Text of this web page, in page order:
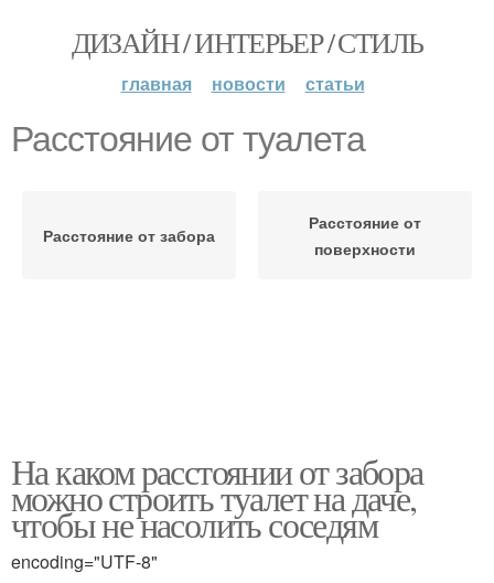
ДИЗАЙН / ИНТЕРЬЕР / СТИЛЬ
главная новости статьи
Расстояние от туалета
Расстояние от забора
Расстояние от
поверхности
На каком расстоянии от забора
можно строить туалет на даче,
чтобы не насолить соседям
encoding="UTF-8"